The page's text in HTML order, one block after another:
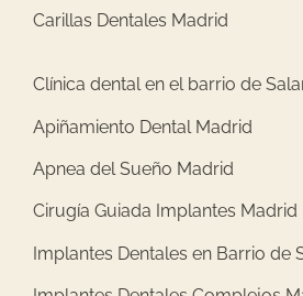
Carillas Dentales Madrid
Clínica dental en el barrio de
Apiñamiento Dental Madrid
Apnea del Sueño Madrid
Cirugía Guiada Implantes Madrid
Implantes Dentales en Barrio de